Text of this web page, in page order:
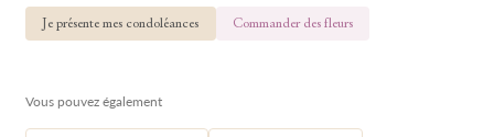
Je présente mes condoléances Commander des fleurs
Vous pouvez également